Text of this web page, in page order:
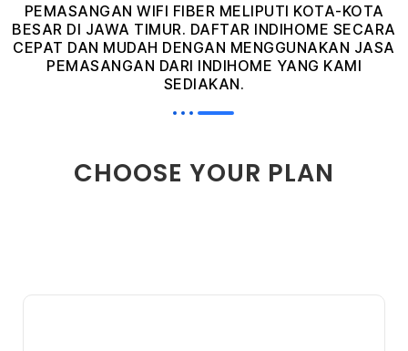
PEMASANGAN WIFI FIBER MELIPUTI KOTA-KOTA
BESAR DI JAWA TIMUR. DAFTAR INDIHOME SECARA
CEPAT DAN MUDAH DENGAN MENGGUNAKAN JASA
PEMASANGAN DARI INDIHOME YANG KAMI
SEDIAKAN.
CHOOSE YOUR PLAN